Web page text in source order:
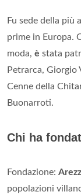
Fu sede della più
prime in Europa.
moda, è stata
Petrarca, Giorgio
Cenne della
Buonarroti.
Chi ha
Fondazione:
popolazioni